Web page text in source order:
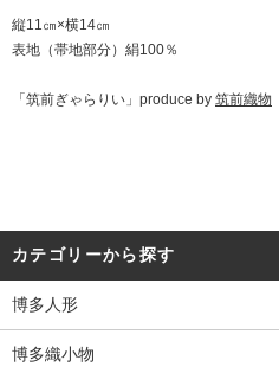
縦11㎝×横14㎝
表地（帯地部分）絹100％
「筑前ぎゃらりい」produce by 筑前織物
カテゴリーから探す
博多人形
博多織小物